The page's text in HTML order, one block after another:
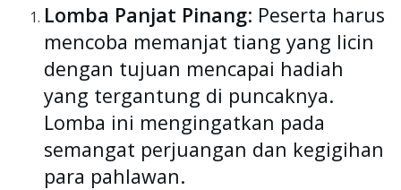
Lomba Panjat Pinang: Peserta harus
mencoba memanjat tiang yang licin
dengan tujuan mencapai hadiah
yang tergantung di puncaknya.
Lomba ini mengingatkan pada
semangat perjuangan dan kegigihan
para pahlawan.